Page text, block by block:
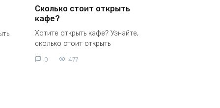
Сколько стоит открыть
кафе?
Хотите открыть кафе? Узнайте,
сколько стоит открыть
0 477